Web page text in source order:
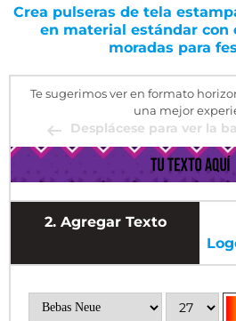
Crea pulseras de tela
en material estándar con
moradas para
Te sugerimos ver en formato
una mejor
Desplácese para ver la
2. Agregar Texto